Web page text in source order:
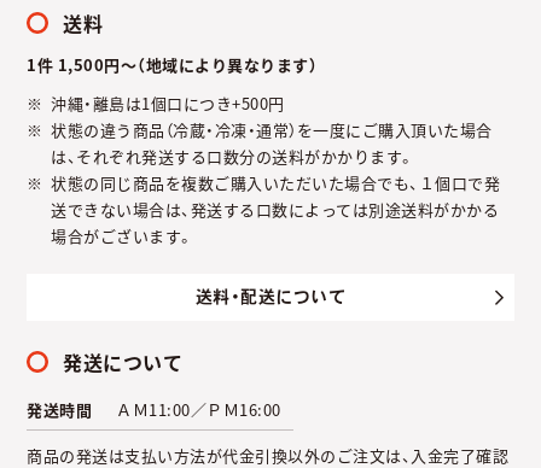
送料
1件 1,500円～（地域により異なります）
沖縄・離島は1個口につき+500円
状態の違う商品（冷蔵・冷凍・通常）を一度にご購入頂いた場合
は、それぞれ発送する口数分の送料がかかります。
状態の同じ商品を複数ご購入いただいた場合でも、１個口で発
送できない場合は、発送する口数によっては別途送料がかかる
場合がございます。
送料・配送について
発送について
発送時間
ＡＭ11:00／ＰＭ16:00
商品の発送は支払い方法が代金引換以外のご注文は、入金完了確認